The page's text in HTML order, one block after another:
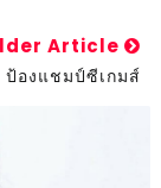
Article
องแชมป์ซีเกมส์